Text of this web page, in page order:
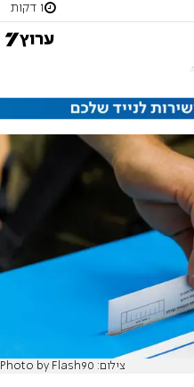
1 דקות
צילום: Photo by Flash90